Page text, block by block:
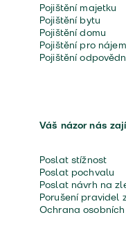
Pojištění majetku
Pojištění bytu
Pojištění domu
Pojištění pro
Pojištění
Váš názor nás
Poslat stížnost
Poslat pochvalu
Poslat návrh na
Porušení pravidel
Ochrana